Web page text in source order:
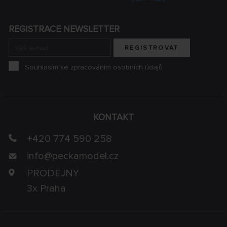
KONTAKT
+420 774 590 258
info@peckamodel.cz
PRODEJNY
3x Praha
REGISTRACE NEWSLETTER
REGISTROVAT
Souhlasím se zpracováním osobních údajů